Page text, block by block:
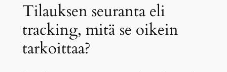
Tilauksen seuranta eli
tracking, mitä se oikein
tarkoittaa?